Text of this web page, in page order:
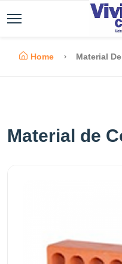
Home Material
Material de